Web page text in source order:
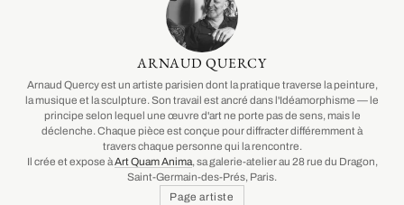
ARNAUD QUERCY
Arnaud Quercy est un artiste parisien dont la pratique traverse la peinture,
la musique et la sculpture. Son travail est ancré dans l'Idéamorphisme — le
principe selon lequel une œuvre d'art ne porte pas de sens, mais le
déclenche. Chaque pièce est conçue pour diffracter différemment à
travers chaque personne qui la rencontre.
Il crée et expose àArt Quam Anima, sa galerie-atelier au 28 rue du Dragon,
Saint-Germain-des-Prés, Paris.
Page artiste